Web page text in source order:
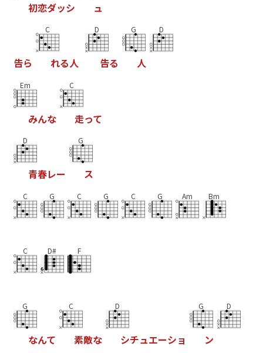
初恋ダッシ ュ
告ら
C
れる人
D
告る
G
人
D
Em
みんな
C
走って
D
青春レー
G
ス
C G C G C G Am Bm
C D# F
G
なんて
C
素敵な
D
シチュエーショ
G
ン
D